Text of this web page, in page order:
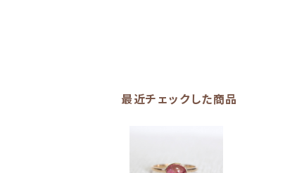
最近チェックした商品